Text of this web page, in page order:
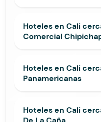
Hoteles en Cali
Comercial
Hoteles en Cali
Panamericanas
Hoteles en Cali